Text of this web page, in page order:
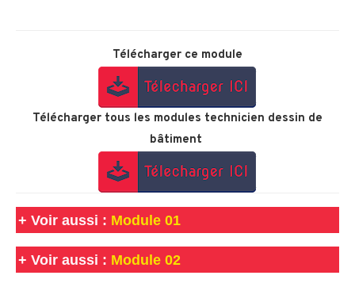
Télécharger ce module
Télécharger tous les modules technicien dessin de
bâtiment
+ Voir aussi : Module 01
+ Voir aussi : Module 02